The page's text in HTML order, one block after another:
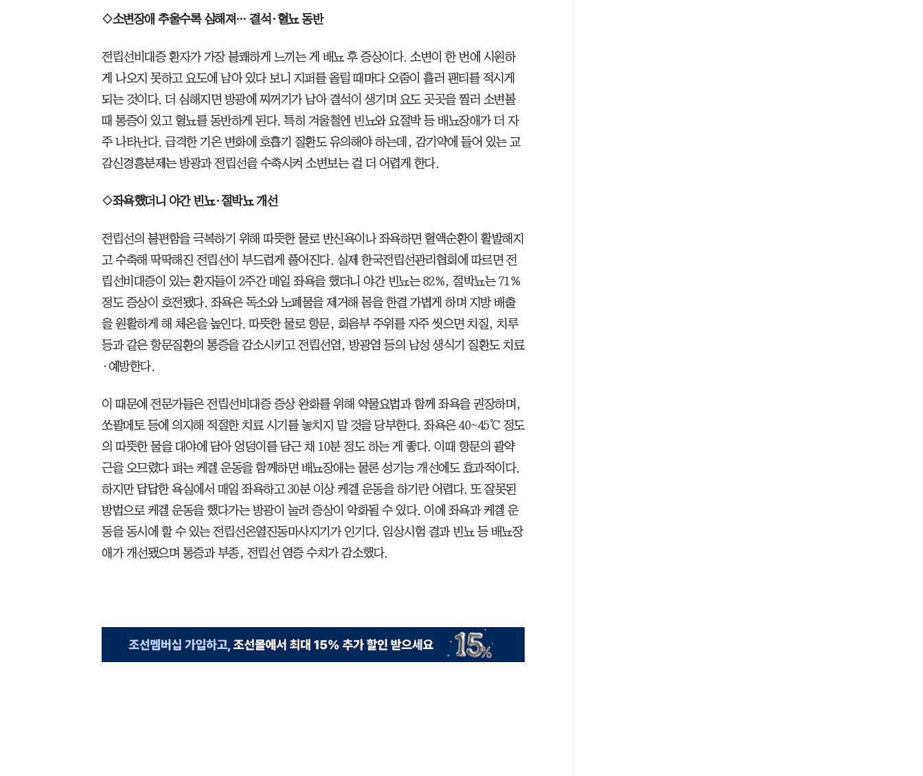
◇소변장애 추울수록 심해져… 결석·혈뇨 동반
전립선비대증 환자가 가장 불쾌하게 느끼는 게 배뇨 후 증상이다. 소변이 한 번에 시원하
게 나오지 못하고 요도에 남아 있다 보니 지퍼를 올릴 때마다 오줌이 흘러 팬티를 적시게
되는 것이다. 더 심해지면 방광에 찌꺼기가 남아 결석이 생기며 요도 곳곳을 찔러 소변볼
때 통증이 있고 혈뇨를 동반하게 된다. 특히 겨울철엔 빈뇨와 요절박 등 배뇨장애가 더 자
주 나타난다. 급격한 기온 변화에 호흡기 질환도 유의해야 하는데, 감기약에 들어 있는 교
감신경흥분제는 방광과 전립선을 수축시켜 소변보는 걸 더 어렵게 한다.
◇좌욕했더니 야간 빈뇨·절박뇨 개선
전립선의 불편함을 극복하기 위해 따뜻한 물로 반신욕이나 좌욕하면 혈액순환이 활발해지
고 수축해 딱딱해진 전립선이 부드럽게 풀어진다. 실제 한국전립선관리협회에 따르면 전
립선비대증이 있는 환자들이 2주간 매일 좌욕을 했더니 야간 빈뇨는 82%, 절박뇨는 71%
정도 증상이 호전됐다. 좌욕은 독소와 노폐물을 제거해 몸을 한결 가볍게 하며 지방 배출
을 원활하게 해 체온을 높인다. 따뜻한 물로 항문, 회음부 주위를 자주 씻으면 치질, 치루
등과 같은 항문질환의 통증을 감소시키고 전립선염, 방광염 등의 남성 생식기 질환도 치료
·예방한다.
이 때문에 전문가들은 전립선비대증 증상 완화를 위해 약물요법과 함께 좌욕을 권장하며,
쏘팔메토 등에 의지해 적절한 치료 시기를 놓치지 말 것을 당부한다. 좌욕은 40~45℃ 정도
의 따뜻한 물을 대야에 담아 엉덩이를 담근 채 10분 정도 하는 게 좋다. 이때 항문의 괄약
근을 오므렸다 펴는 케겔 운동을 함께하면 배뇨장애는 물론 성기능 개선에도 효과적이다.
하지만 답답한 욕실에서 매일 좌욕하고 30분 이상 케겔 운동을 하기란 어렵다. 또 잘못된
방법으로 케겔 운동을 했다가는 방광이 눌려 증상이 악화될 수 있다. 이에 좌욕과 케겔 운
동을 동시에 할 수 있는 전립선온열진동마사지기가 인기다. 임상시험 결과 빈뇨 등 배뇨장
애가 개선됐으며 통증과 부종, 전립선 염증 수치가 감소했다.